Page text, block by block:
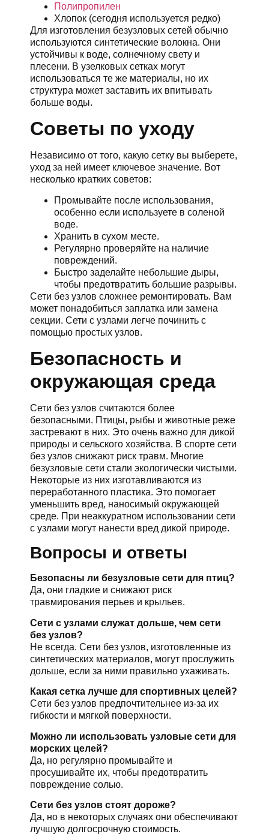
Полипропилен
Хлопок (сегодня используется редко)
Для изготовления безузловых сетей обычно
используются синтетические волокна. Они
устойчивы к воде, солнечному свету и
плесени. В узелковых сетках могут
использоваться те же материалы, но их
структура может заставить их впитывать
больше воды.
Советы по уходу
Независимо от того, какую сетку вы выберете,
уход за ней имеет ключевое значение. Вот
несколько кратких советов:
Промывайте после использования,
особенно если используете в соленой
воде.
Хранить в сухом месте.
Регулярно проверяйте на наличие
повреждений.
Быстро заделайте небольшие дыры,
чтобы предотвратить большие разрывы.
Сети без узлов сложнее ремонтировать. Вам
может понадобиться заплатка или замена
секции. Сети с узлами легче починить с
помощью простых узлов.
Безопасность и
окружающая среда
Сети без узлов считаются более
безопасными. Птицы, рыбы и животные реже
застревают в них. Это очень важно для дикой
природы и сельского хозяйства. В спорте сети
без узлов снижают риск травм. Многие
безузловые сети стали экологически чистыми.
Некоторые из них изготавливаются из
переработанного пластика. Это помогает
уменьшить вред, наносимый окружающей
среде. При неаккуратном использовании сети
с узлами могут нанести вред дикой природе.
Вопросы и ответы
Безопасны ли безузловые сети для птиц?
Да, они гладкие и снижают риск
травмирования перьев и крыльев.
Сети с узлами служат дольше, чем сети
без узлов?
Не всегда. Сети без узлов, изготовленные из
синтетических материалов, могут прослужить
дольше, если за ними правильно ухаживать.
Какая сетка лучше для спортивных целей?
Сети без узлов предпочтительнее из-за их
гибкости и мягкой поверхности.
Можно ли использовать узловые сети для
морских целей?
Да, но регулярно промывайте и
просушивайте их, чтобы предотвратить
повреждение солью.
Сети без узлов стоят дороже?
Да, но в некоторых случаях они обеспечивают
лучшую долгосрочную стоимость.